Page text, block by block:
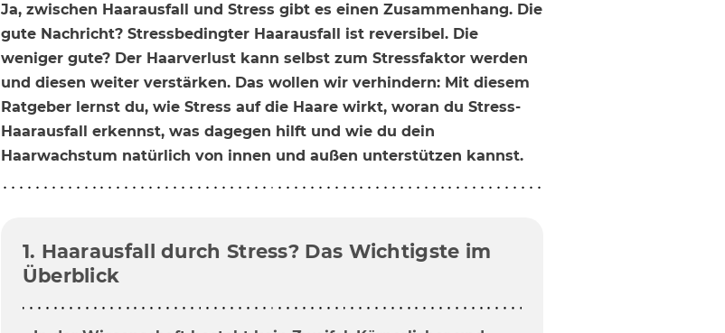
Ja, zwischen Haarausfall und Stress gibt es einen Zusammenhang. Die
gute Nachricht? Stressbedingter Haarausfall ist reversibel. Die
weniger gute? Der Haarverlust kann selbst zum Stressfaktor werden
und diesen weiter verstärken. Das wollen wir verhindern: Mit diesem
Ratgeber lernst du, wie Stress auf die Haare wirkt, woran du Stress-
Haarausfall erkennst, was dagegen hilft und wie du dein
Haarwachstum natürlich von innen und außen unterstützen kannst.
1. Haarausfall durch Stress? Das Wichtigste im
Überblick